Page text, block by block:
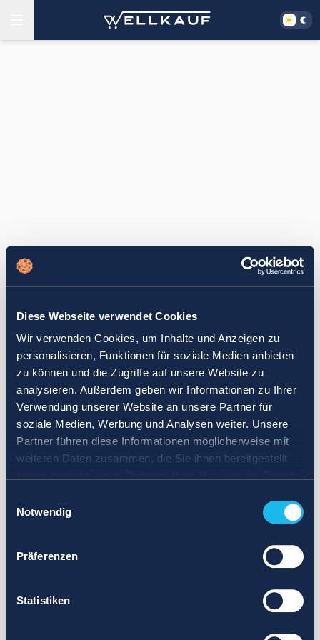
Diese Webseite verwendet Cookies
Wir verwenden Cookies, um Inhalte und Anzeigen zu
personalisieren, Funktionen für soziale Medien anbieten
zu können und die Zugriffe auf unsere Website zu
analysieren. Außerdem geben wir Informationen zu Ihrer
Verwendung unserer Website an unsere Partner für
soziale Medien, Werbung und Analysen weiter. Unsere
Partner führen diese Informationen möglicherweise mit
weiteren Daten zusammen, die Sie ihnen bereitgestellt
Notwendig
Präferenzen
Statistiken